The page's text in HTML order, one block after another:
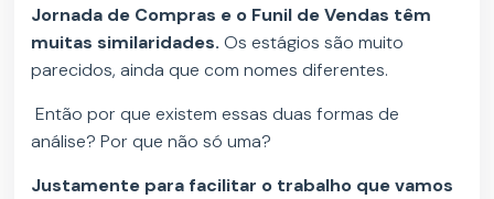
Jornada de Compras e o Funil de Vendas têm
muitas similaridades. Os estágios são muito
parecidos, ainda que com nomes diferentes.
Então por que existem essas duas formas de
análise? Por que não só uma?
Justamente para facilitar o trabalho que vamos